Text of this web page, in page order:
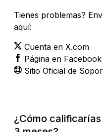
Tienes problemas?
aquí:
Cuenta en X.com
Página en Facebook
Sitio Oficial de
¿Cómo